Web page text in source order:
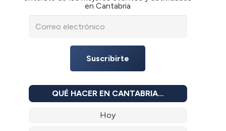
en Cantabria
Suscribirte
QUÉ HACER EN CANTABRIA…
Hoy